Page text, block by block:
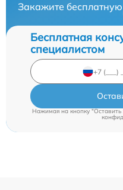
Закажите
Бесплатная
специалистом
Нажимая на кнопку